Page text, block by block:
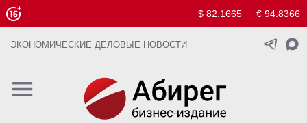
$ 82.1665 € 94.8366
ЭКОНОМИЧЕСКИЕ ДЕЛОВЫЕ НОВОСТИ